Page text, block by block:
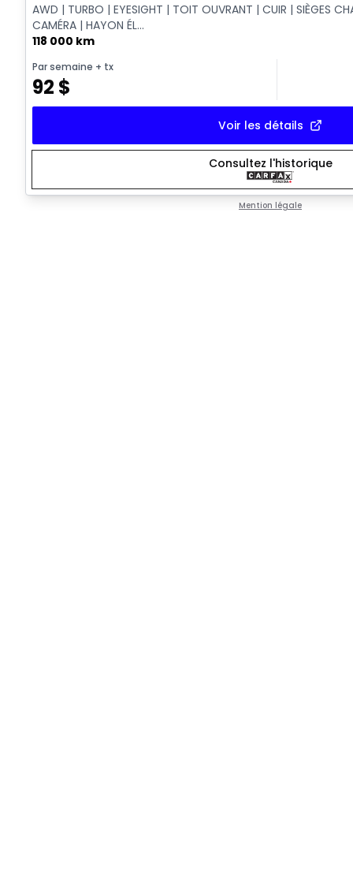
AWD | TURBO | EYESIGHT | TOIT OUVRANT | CUIR | SIÈGES
CAMÉRA | HAYON ÉL...
118 000 km
Par semaine + tx
92 $
Voir les détails
Consultez l'historique
Mention légale